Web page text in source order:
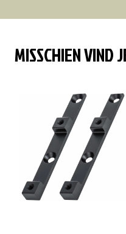
MISSCHIEN VIND